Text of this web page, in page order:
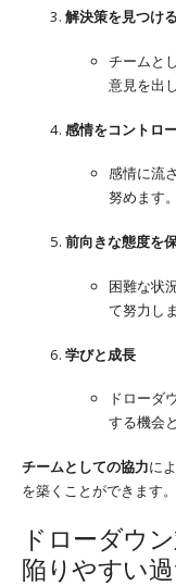
解決策を見つけ
チームと
意見を出
感情をコントロ
感情に流
努めます。
前向きな態度を
困難な状
て努力し
学びと成長
ドローダ
する機会
チームとしての協力に
を築くことができます。
ドローダウ
陥りやすい